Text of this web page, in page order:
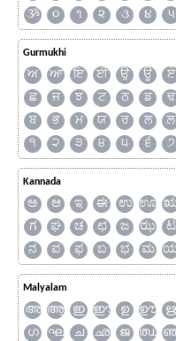
ૐ
૦ ૧ ૨ ૩ ૪ ૫
Gurmukhi
ਅ ਆ ਇ ਈ ਉ ਊ ਏ
ਛ
ਜ ਝ ਟ ਠ ਡ ਢ
ਬ
ਭ ਮ ਯ ਰ ਲ ਲ਼
੧
੨ ੩ ੪ ੫ ੬ ੭
Kannada
ಅ ಆ ಇ ಈ ಉ ಊ
ಗ
ಘ ಚ ಛ ಜ ಝ ಟ
ನ
ಪ ಫ ಬ ಭ ಮ
Malyalam
അ ആ ഇ ഈ ഉ ഊ ഋ
ഗ
ഘ ച ഛ ജ ഝ